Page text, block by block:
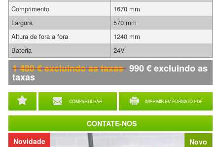
Novo
Novidade
COMPARTILHAR IMPRIMIR EM FORMATO PDF
Comprimento
1670 mm
Largura
570 mm
Altura de fora a fora
1240 mm
Bateria
24V
1 480€excluindo as taxas 990€excluindo as
taxas
CONTATE-NOS